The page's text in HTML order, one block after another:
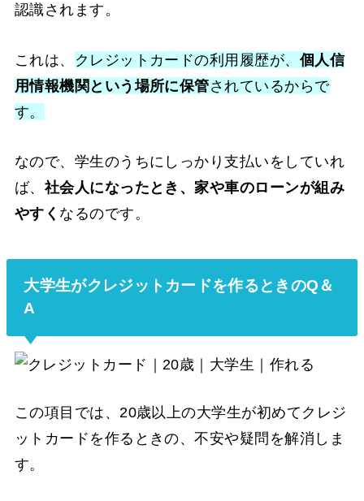
認識されます。
これは、 クレジットカードの利用履歴が、 個人信
用情報機関という場所に保管されているからで
す。
なので、学生のうちにしっかり支払いをしていれ
ば、 社会人になったとき、家や車のローンが組み
やすく なるのです。
大学生がクレジットカードを作るときのQ＆
A
この項目では、20歳以上の大学生が初めてクレジ
ットカードを作るときの、不安や疑問を解消しま
す。